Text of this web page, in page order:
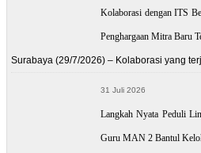
Kolaborasi dengan ITS
Penghargaan Mitra Baru
Surabaya (29/7/2026) – Kolaborasi yang
31 Juli 2026
Langkah Nyata Peduli
Guru MAN 2 Bantul